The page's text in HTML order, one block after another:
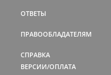
ОТВЕТЫ
ПРАВООБЛАДАТЕЛЯМ
СПРАВКА
ВЕРСИИ/ОПЛАТА